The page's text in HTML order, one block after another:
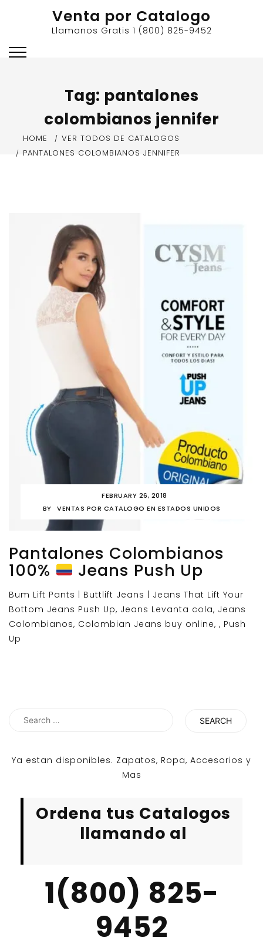
Venta por Catalogo
Llamanos Gratis 1 (800) 825-9452
Tag: pantalones
colombianos jennifer
HOME
VER TODOS DE CATALOGOS
PANTALONES COLOMBIANOS JENNIFER
FEBRUARY 26, 2018
BY
VENTAS POR CATALOGO EN ESTADOS UNIDOS
Pantalones Colombianos
100% Jeans Push Up
Bum Lift Pants | Buttlift Jeans | Jeans That Lift Your
Bottom Jeans Push Up, Jeans Levanta cola, Jeans
Colombianos, Colombian Jeans buy online, , Push
Up
Search
Ya estan disponibles. Zapatos, Ropa, Accesorios y
Mas
Ordena tus Catalogos
llamando al
1(800) 825-
9452